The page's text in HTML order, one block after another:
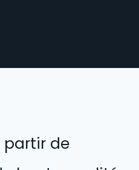
partir de